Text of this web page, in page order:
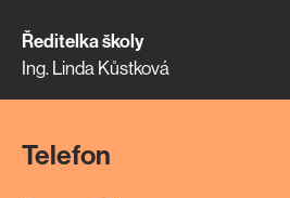
Ředitelka školy
Ing. Linda Kůstková
Telefon